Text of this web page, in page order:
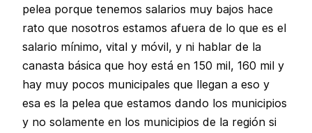
pelea porque tenemos salarios muy bajos hace
rato que nosotros estamos afuera de lo que es el
salario mínimo, vital y móvil, y ni hablar de la
canasta básica que hoy está en 150 mil, 160 mil y
hay muy pocos municipales que llegan a eso y
esa es la pelea que estamos dando los municipios
y no solamente en los municipios de la región si